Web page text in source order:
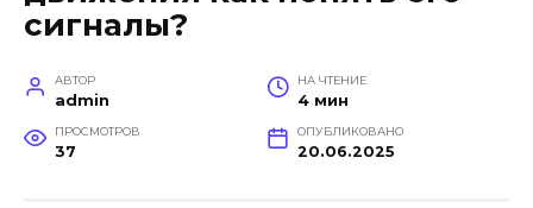
сигналы?
АВТОР
admin
НА ЧТЕНИЕ
4 мин
ПРОСМОТРОВ
37
ОПУБЛИКОВАНО
20.06.2025